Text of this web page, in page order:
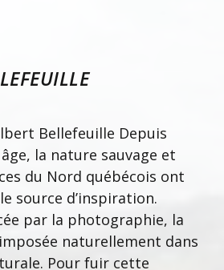
Bellefeuille Depuis
la nature sauvage et
du Nord québécois ont
source d’inspiration.
par la photographie, la
naturellement dans
Pour fuir cette